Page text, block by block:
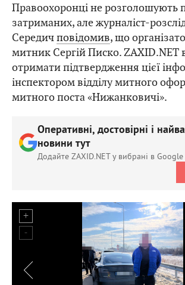
Правоохоронці не розголошують
затриманих, але журналіст-
Середичповідомив, що
митник Сергій Писко. ZAXID.NET
отримати підтвердження цієї
інспектором відділу митного
митного поста «Нижанковичі».
Оперативні, достовірні і
новини тут
Додайте ZAXID.NET у вибрані в Google